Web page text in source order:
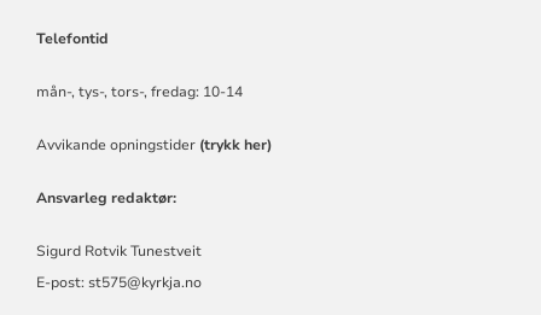
Telefontid
mån-, tys-, tors-, fredag: 10-14
Avvikande opningstider (trykk her)
Ansvarleg redaktør:
Sigurd Rotvik Tunestveit
E-post: st575@kyrkja.no